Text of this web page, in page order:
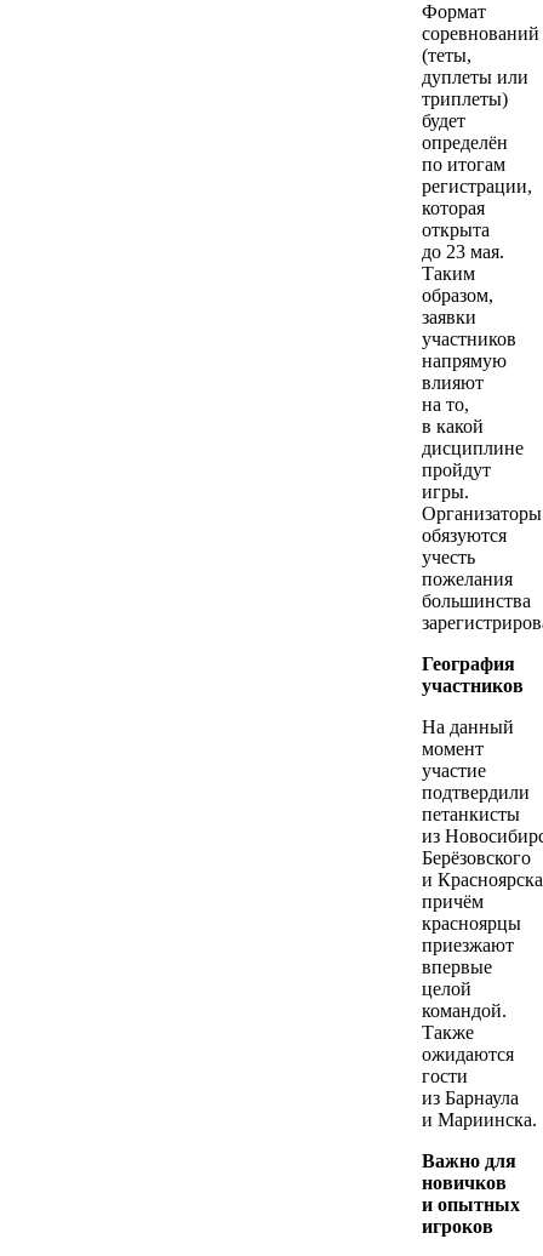
Формат
соревнований
(теты,
дуплеты или
триплеты)
будет
определён
по итогам
регистрации,
которая
открыта
до 23 мая.
Таким
образом,
заявки
участников
напрямую
влияют
на то,
в какой
дисциплине
пройдут
игры.
Организаторы
обязуются
учесть
пожелания
большинства
География
участников
На данный
момент
участие
подтвердили
петанкисты
из
Берёзовского
и
причём
красноярцы
приезжают
впервые
целой
командой.
Также
ожидаются
гости
из Барнаула
и Мариинска.
Важно для
новичков
и опытных
игроков